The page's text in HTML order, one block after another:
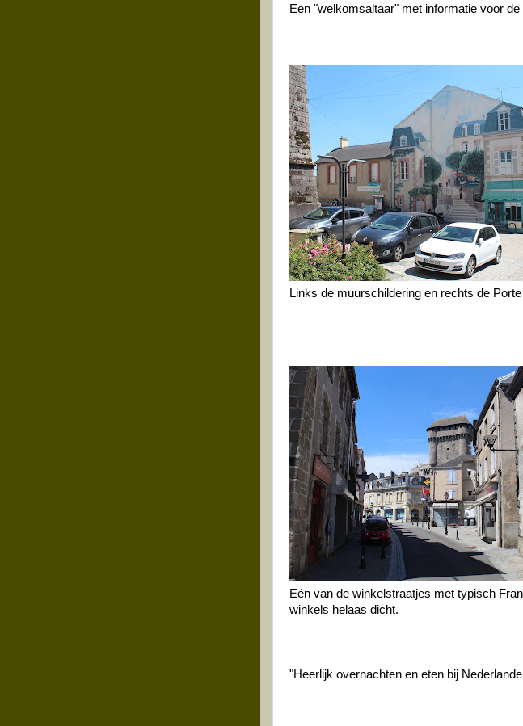
Een "welkomsaltaar" met informatie voor de
Links de muurschildering en rechts de
Eén van de winkelstraatjes met typisch
winkels helaas dicht.
"Heerlijk overnachten en eten bij